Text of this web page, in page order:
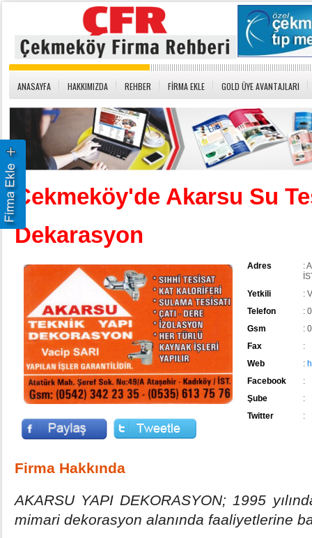
ANASAYFA HAKKIMIZDA REHBER FİRMA EKLE GOLD ÜYE AVANTAJLARI
Çekmeköy'de Akarsu Su
Dekarasyon
Adres
:
Yetkili
:
Telefon
:
Gsm
:
Fax
:
Web
:
Facebook
:
Şube
:
Twitter
:
Firma Hakkında
AKARSU YAPI DEKORASYON; 1995
mimari dekorasyon alanında faaliyetlerine